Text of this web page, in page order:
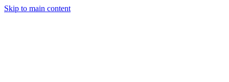
Skip to main content